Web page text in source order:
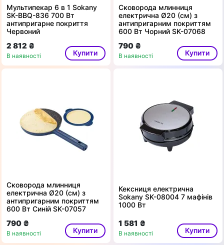
Мультипекар 6 в 1 Sokany
SK-BBQ-836 700 Вт
антипригарне покриття
Червоний
2 812 ₴
В наявності Купити
Сковорода млинниця
електрична Ø20 (см) з
антипригарним покриттям
600 Вт Чорний SK-07068
790 ₴
В наявності Купити
Сковорода млинниця
електрична Ø20 (см) з
антипригарним покриттям
600 Вт Синій SK-07057
790 ₴
В наявності Купити
Кексниця електрична
Sokany SK-08004 7 мафінів
1000 Вт
1 581 ₴
В наявності Купити